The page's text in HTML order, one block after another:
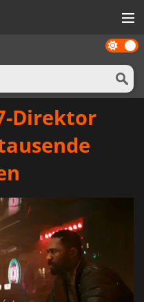
Dark
mode
Direktor